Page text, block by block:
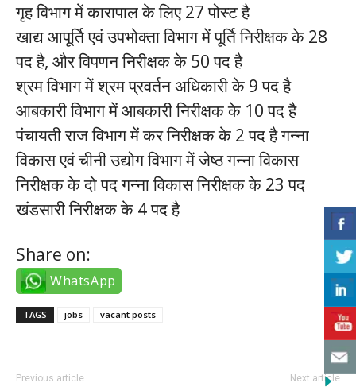
गृह विभाग में कारापाल के लिए 27 पोस्ट है
खाद्य आपूर्ति एवं उपभोक्ता विभाग में पूर्ति निरीक्षक के 28
पद है, और विपणन निरीक्षक के 50 पद है
श्रम विभाग में श्रम प्रवर्तन अधिकारी के 9 पद है
आबकारी विभाग में आबकारी निरीक्षक के 10 पद है
पंचायती राज विभाग में कर निरीक्षक के 2 पद है गन्ना
विकास एवं चीनी उद्योग विभाग में जेष्ठ गन्ना विकास
निरीक्षक के दो पद गन्ना विकास निरीक्षक के 23 पद
खंडसारी निरीक्षक के 4 पद है
Share on:
WhatsApp
TAGS jobs vacant posts
Previous article Next article